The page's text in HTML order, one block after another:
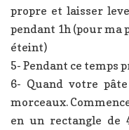
propre et laisser
pendant 1h (pour ma
éteint)
5- Pendant ce temps
6- Quand votre
morceaux.
en un rectangle de